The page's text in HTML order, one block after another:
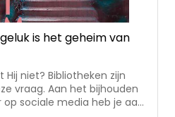
is het geheim van
aan